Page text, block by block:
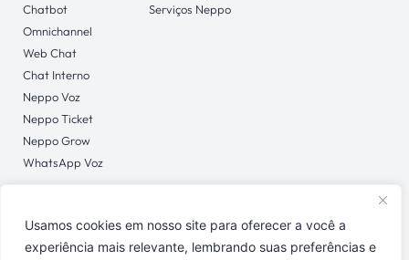
Usamos cookies em nosso site para oferecer a você a
experiência mais relevante, lembrando suas preferências e
Chatbot
Omnichannel
Web Chat
Chat Interno
Neppo Voz
Neppo Ticket
Neppo Grow
WhatsApp Voz
Serviços Neppo
CONTATO